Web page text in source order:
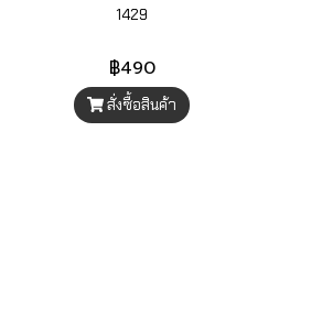
1429
฿490
สั่งซื้อสินค้า